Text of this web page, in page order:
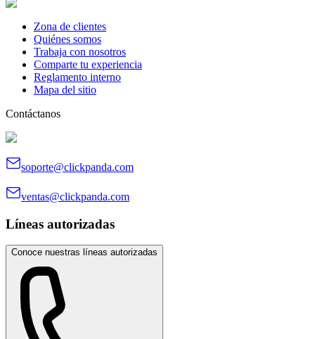
Zona de clientes
Quiénes somos
Trabaja con nosotros
Comparte tu experiencia
Reglamento interno
Mapa del sitio
Contáctanos
soporte@clickpanda.com
ventas@clickpanda.com
Líneas autorizadas
Conoce nuestras líneas autorizadas